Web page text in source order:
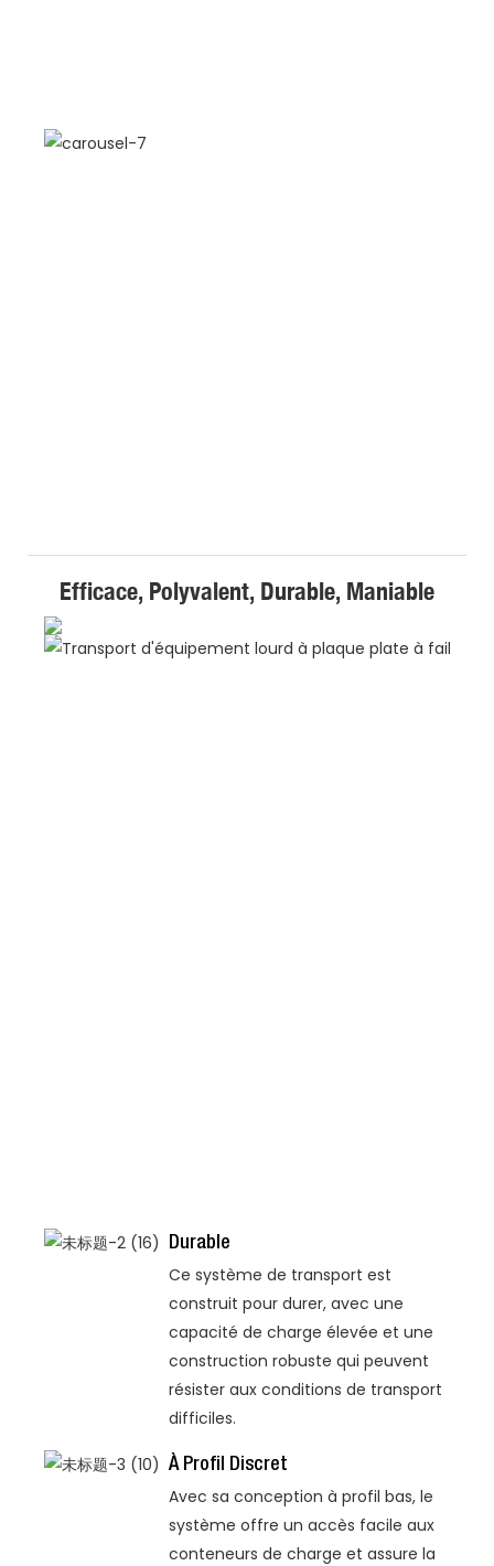
Efficace, Polyvalent, Durable, Maniable
Durable
Ce système de transport est
construit pour durer, avec une
capacité de charge élevée et une
construction robuste qui peuvent
résister aux conditions de transport
difficiles.
À Profil Discret
Avec sa conception à profil bas, le
système offre un accès facile aux
conteneurs de charge et assure la